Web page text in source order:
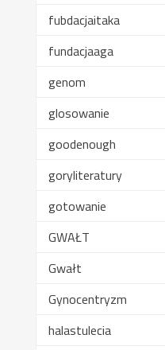
fubdacjaitaka
fundacjaaga
genom
glosowanie
goodenough
goryliteratury
gotowanie
GWAŁT
Gwałt
Gynocentryzm
halastulecia